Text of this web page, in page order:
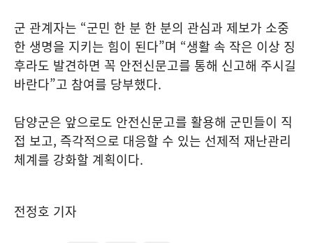
군 관계자는 “군민 한 분 한 분의 관심과 제보가 소중
한 생명을 지키는 힘이 된다”며 “생활 속 작은 이상 징
후라도 발견하면 꼭 안전신문고를 통해 신고해 주시길
바란다”고 참여를 당부했다.
담양군은 앞으로도 안전신문고를 활용해 군민들이 직
접 보고, 즉각적으로 대응할 수 있는 선제적 재난관리
체계를 강화할 계획이다.
전정호 기자